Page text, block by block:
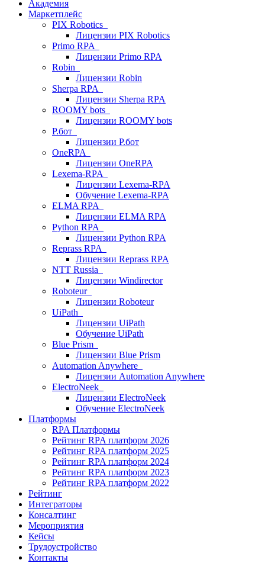
Академия
Маркетплейс
PIX Robotics
Лицензии PIX Robotics
Primo RPA
Лицензии Primo RPA
Robin
Лицензии Robin
Sherpa RPA
Лицензии Sherpa RPA
ROOMY bots
Лицензии ROOMY bots
Р.бот
Лицензии Р.бот
OneRPA
Лицензии OneRPA
Lexema-RPA
Лицензии Lexema-RPA
Обучение Lexema-RPA
ELMA RPA
Лицензии ELMA RPA
Python RPA
Лицензии Python RPA
Reprass RPA
Лицензии Reprass RPA
NTT Russia
Лицензии Windirector
Roboteur
Лицензии Roboteur
UiPath
Лицензии UiPath
Обучение UiPath
Blue Prism
Лицензии Blue Prism
Automation Anywhere
Лицензии Automation Anywhere
ElectroNeek
Лицензии ElectroNeek
Обучение ElectroNeek
Платформы
RPA Платформы
Рейтинг RPA платформ 2026
Рейтинг RPA платформ 2025
Рейтинг RPA платформ 2024
Рейтинг RPA платформ 2023
Рейтинг RPA платформ 2022
Рейтинг
Интеграторы
Консалтинг
Mероприятия
Кейсы
Трудоустройство
Контакты